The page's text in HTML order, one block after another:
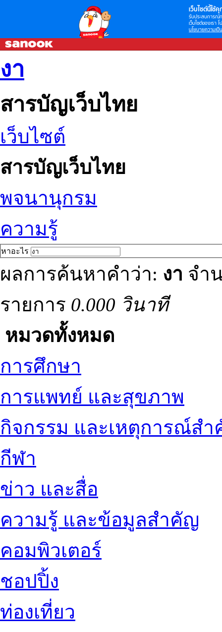
เว็บไซต์นี้ใช้คุ
รับประสบการณ์
เว็บไซต์ของเรา
นโยบายความเป็
งา
สารบัญเว็บไทย
เว็บไซต์
สารบัญเว็บไทย
พจนานุกรม
ความรู้
หาอะไร
ผลการค้นหาคำว่า: งา จำ
รายการ 0.000 วินาที
หมวดทั้งหมด
การศึกษา
การแพทย์ และสุขภาพ
กิจกรรม และเหตุการณ์ส
กีฬา
ข่าว และสื่อ
ความรู้ และข้อมูลสำคัญ
คอมพิวเตอร์
ชอปปิ้ง
ท่องเที่ยว